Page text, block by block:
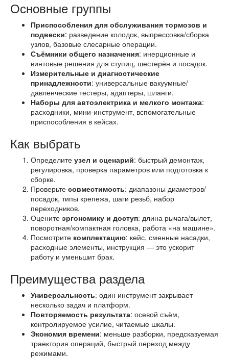
Основные группы
Приспособления для обслуживания тормозов и
подвески: разведение колодок, выпрессовка/сборка
узлов, базовые слесарные операции.
Съёмники общего назначения: инерционные и
винтовые решения для ступиц, шестерён и посадок.
Измерительные и диагностические
принадлежности: универсальные вакуумные/
давленческие тестеры, адаптеры, шланги.
Наборы для автоэлектрика и мелкого монтажа:
расходники, мини-инструмент, вспомогательные
приспособления в кейсах.
Как выбрать
Определите узел и сценарий: быстрый демонтаж,
регулировка, проверка параметров или подготовка к
сборке.
Проверьте совместимость: диапазоны диаметров/
посадок, типы крепежа, шаги резьб, набор
переходников.
Оцените эргономику и доступ: длина рычага/вылет,
поворотная/компактная головка, работа «на машине».
Посмотрите комплектацию: кейс, сменные насадки,
расходные элементы, инструкция — это ускорит
работу и уменьшит брак.
Преимущества раздела
Универсальность: один инструмент закрывает
несколько задач и платформ.
Повторяемость результата: осевой съём,
контролируемое усилие, читаемые шкалы.
Экономия времени: меньше разборки, предсказуемая
траектория операций, быстрый переход между
режимами.